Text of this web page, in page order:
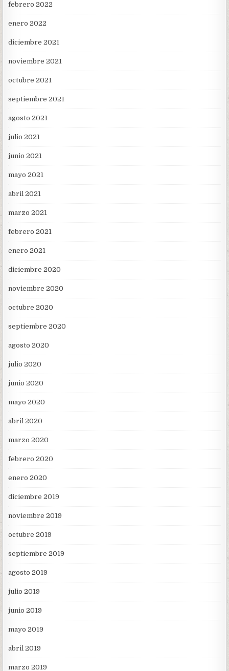
febrero 2022
enero 2022
diciembre 2021
noviembre 2021
octubre 2021
septiembre 2021
agosto 2021
julio 2021
junio 2021
mayo 2021
abril 2021
marzo 2021
febrero 2021
enero 2021
diciembre 2020
noviembre 2020
octubre 2020
septiembre 2020
agosto 2020
julio 2020
junio 2020
mayo 2020
abril 2020
marzo 2020
febrero 2020
enero 2020
diciembre 2019
noviembre 2019
octubre 2019
septiembre 2019
agosto 2019
julio 2019
junio 2019
mayo 2019
abril 2019
marzo 2019